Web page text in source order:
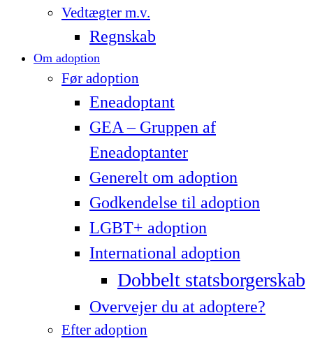
Vedtægter m.v.
Regnskab
Om adoption
Før adoption
Eneadoptant
GEA – Gruppen af
Eneadoptanter
Generelt om adoption
Godkendelse til adoption
LG­BT+ adoption
International adoption
Dobbelt statsborgerskab
Overvejer du at adoptere?
Efter adoption